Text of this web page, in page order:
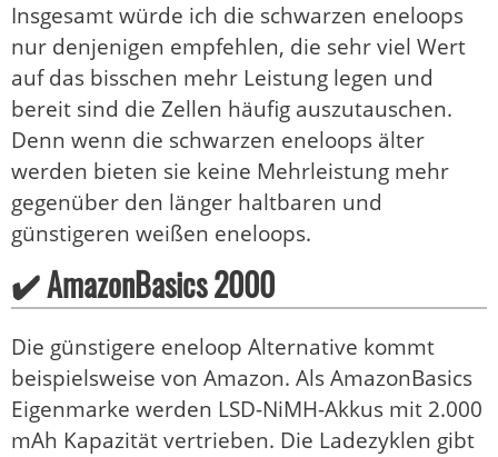
Insgesamt würde ich die schwarzen eneloops
nur denjenigen empfehlen, die sehr viel Wert
auf das bisschen mehr Leistung legen und
bereit sind die Zellen häufig auszutauschen.
Denn wenn die schwarzen eneloops älter
werden bieten sie keine Mehrleistung mehr
gegenüber den länger haltbaren und
günstigeren weißen eneloops.
✔️ AmazonBasics 2000
Die günstigere eneloop Alternative kommt
beispielsweise von Amazon. Als AmazonBasics
Eigenmarke werden LSD-NiMH-Akkus mit 2.000
mAh Kapazität vertrieben. Die Ladezyklen gibt